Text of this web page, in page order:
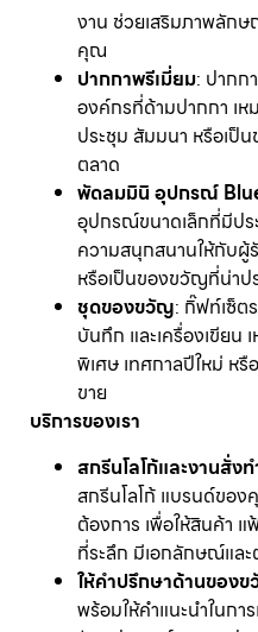
งาน ช่วยเสริมภาพลัก
คุณ
ปากกาพรีเมี่ยม: ปากก
องค์กรที่ด้ามปากกา เห
ประชุม สัมมนา หรือเป็
ตลาด
พัดลมมินิ อุปกรณ์
อุปกรณ์ขนาดเล็กที่มีปร
ความสนุกสนานให้กับผู้
หรือเป็นของขวัญที่น่าป
ชุดของขวัญ: กิ๊ฟท์เซ็ต
บันทึก และเครื่องเขียน
พิเศษ เทศกาลปีใหม่ หรื
ขาย
บริการของเรา
สกรีนโลโก้และงานสั่ง
สกรีนโลโก้ แบรนด์ขอ
ต้องการ เพื่อให้สินค้า
ที่ระลึก มีเอกลักษณ์แล
ให้คำปรึกษาด้านของ
พร้อมให้คำแนะนำในก